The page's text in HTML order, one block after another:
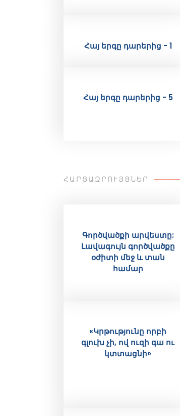
Հայ երգը դարերից - 1
Հայ երգը դարերից - 5
ՀԱՐՑԱԶՐՈՒՅՑՆԵՐ
Գործվածքի արվեստը:
Լավագույն գործվածքը
օժիտի մեջ և տան
համար
«Կրթությունը որբի
գլուխ չի, ով ուզի գա ու
կտտացնի»